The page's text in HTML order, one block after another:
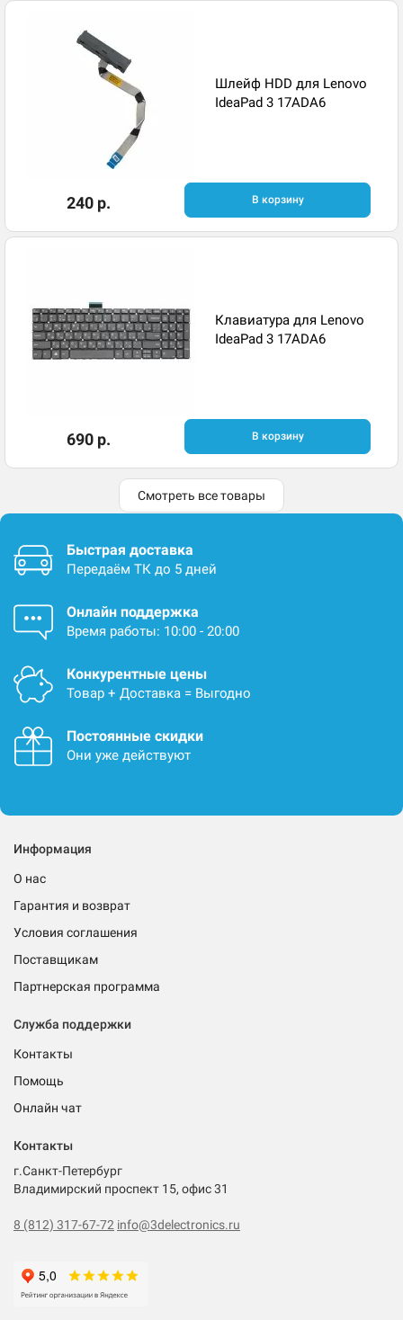
Шлейф HDD для Lenovo
IdeaPad 3 17ADA6
240 р. В корзину
Клавиатура для Lenovo
IdeaPad 3 17ADA6
690 р. В корзину
Смотреть все товары
Быстрая доставка
Передаём ТК до 5 дней
Онлайн поддержка
Время работы: 10:00 - 20:00
Конкурентные цены
Товар + Доставка = Выгодно
Постоянные скидки
Они уже действуют
Информация
О нас
Гарантия и возврат
Условия соглашения
Поставщикам
Партнерская программа
Служба поддержки
Контакты
Помощь
Онлайн чат
Контакты
г.Санкт-Петербург
Владимирский проспект 15, офис 31
8 (812) 317-67-72 info@3delectronics.ru